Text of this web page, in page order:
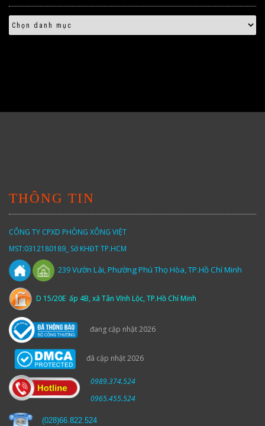
THÔNG TIN
CÔNG TY CPXD PHÒNG XÔNG VIỆT
MST:0312180189_ Sở KHĐT TP.HCM
239Vườn Lài,Phường Phú Thọ Hòa, TP.Hồ Chí Minh
D 15/20E ấp 4B, xã Tân Vĩnh Lộc, TP.Hồ Chí Minh
đang cập nhật 2026
đã cập nhật 2026
0989.374.524
0965.455.524
(028)66.822.524